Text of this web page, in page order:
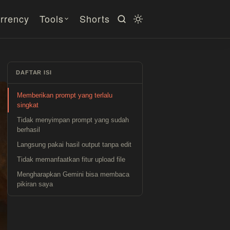
Tools Shorts
DAFTAR ISI
Memberikan prompt yang terlalu
singkat
Tidak menyimpan prompt yang sudah
berhasil
Langsung pakai hasil output tanpa edit
Tidak memanfaatkan fitur upload file
Mengharapkan Gemini bisa membaca
pikiran saya